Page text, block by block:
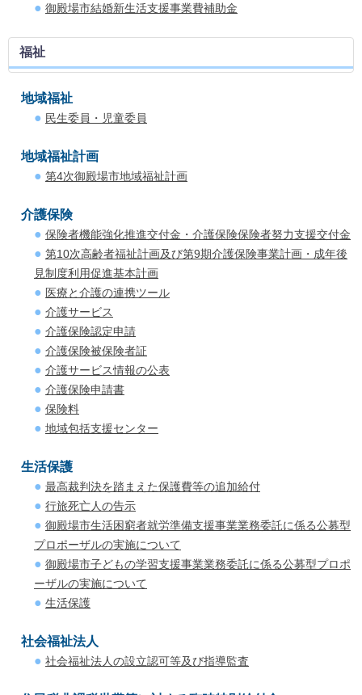
御殿場市結婚新生活支援事業費補助金
福祉
地域福祉
民生委員・児童委員
地域福祉計画
第4次御殿場市地域福祉計画
介護保険
保険者機能強化推進交付金・介護保険保険者努力支援交付金
第10次高齢者福祉計画及び第9期介護保険事業計画・成年後
見制度利用促進基本計画
医療と介護の連携ツール
介護サービス
介護保険認定申請
介護保険被保険者証
介護サービス情報の公表
介護保険申請書
保険料
地域包括支援センター
生活保護
最高裁判決を踏まえた保護費等の追加給付
行旅死亡人の告示
御殿場市生活困窮者就労準備支援事業業務委託に係る公募型
プロポーザルの実施について
御殿場市子どもの学習支援事業業務委託に係る公募型プロポ
ーザルの実施について
生活保護
社会福祉法人
社会福祉法人の設立認可等及び指導監査